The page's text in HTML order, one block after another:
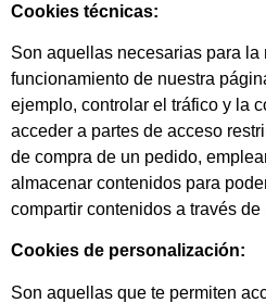
Cookies técnicas:
Son aquellas necesarias para la
funcionamiento de nuestra
ejemplo, controlar el tráfico y la
acceder a partes de acceso
de compra de un pedido,
almacenar contenidos para
compartir contenidos a través
Cookies de personalización:
Son aquellas que te permiten